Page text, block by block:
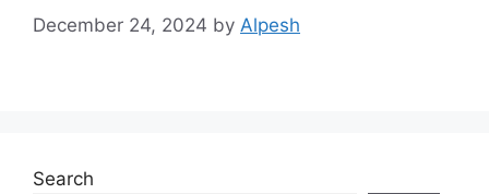
December 24, 2024 by Alpesh
Search